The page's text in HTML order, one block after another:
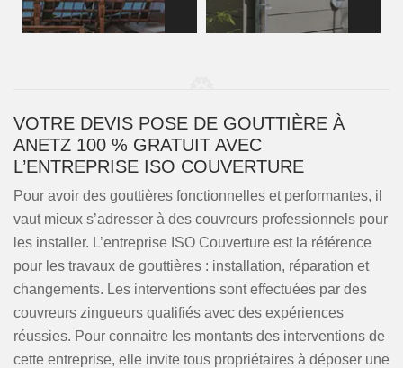
VOTRE DEVIS POSE DE GOUTTIÈRE À
ANETZ 100 % GRATUIT AVEC
L’ENTREPRISE ISO COUVERTURE
Pour avoir des gouttières fonctionnelles et performantes, il
vaut mieux s’adresser à des couvreurs professionnels pour
les installer. L’entreprise ISO Couverture est la référence
pour les travaux de gouttières : installation, réparation et
changements. Les interventions sont effectuées par des
couvreurs zingueurs qualifiés avec des expériences
réussies. Pour connaitre les montants des interventions de
cette entreprise, elle invite tous propriétaires à déposer une